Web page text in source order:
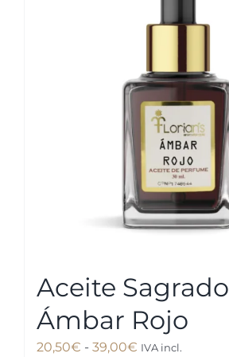
opciones
pueden
elegir
en
página
de
producto
Aceite Sagrado
Ámbar Rojo
20,50€ - 39,00€ Rango
IVA incl.